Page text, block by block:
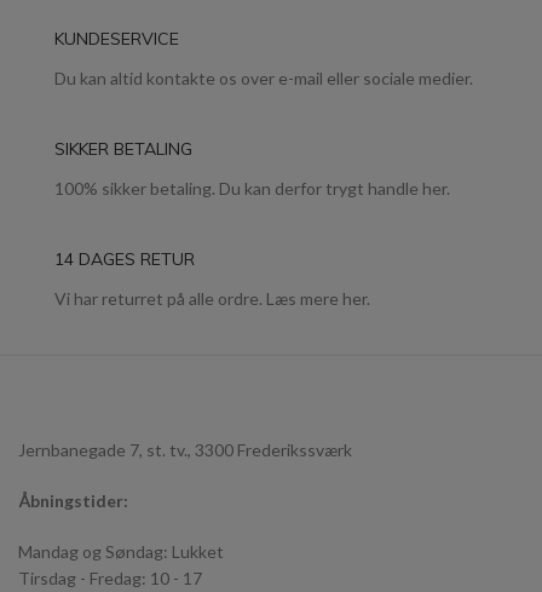
KUNDESERVICE
Du kan altid kontakte os over e-mail eller sociale medier.
SIKKER BETALING
100% sikker betaling. Du kan derfor trygt handle her.
14 DAGES RETUR
Vi har returret på alle ordre. Læs mere her.
Jernbanegade 7, st. tv., 3300 Frederikssværk
Åbningstider:
Mandag og Søndag: Lukket
Tirsdag - Fredag: 10 - 17